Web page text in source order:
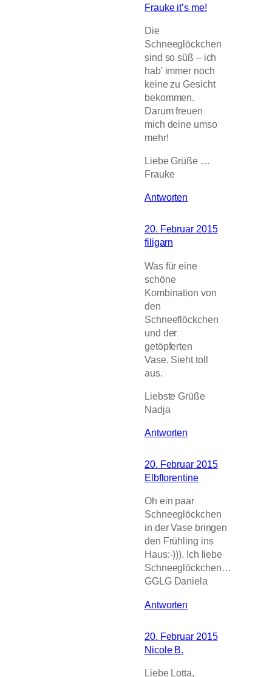
Frauke it’s me!
Die
Schneeglöckchen
sind so süß – ich
hab' immer noch
keine zu Gesicht
bekommen.
Darum freuen
mich deine umso
mehr!
Liebe Grüße …
Frauke
Antworten
20. Februar 2015
filigarn
Was für eine
schöne
Kombination von
den
Schneeflöckchen
und der
getöpferten
Vase. Sieht toll
aus.
Liebste Grüße
Nadja
Antworten
20. Februar 2015
Elbflorentine
Oh ein paar
Schneeglöckchen
in der Vase bringen
den Frühling ins
Haus:-))). Ich liebe
Schneeglöckchen…
GGLG Daniela
Antworten
20. Februar 2015
Nicole B.
Liebe Lotta,